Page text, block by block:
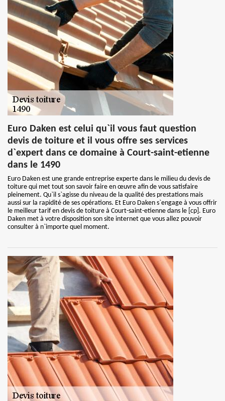
Euro Daken est celui qu`il vous faut question
devis de toiture et il vous offre ses services
d`expert dans ce domaine à Court-saint-etienne
dans le 1490
Euro Daken est une grande entreprise experte dans le milieu du devis de
toiture qui met tout son savoir faire en œuvre afin de vous satisfaire
pleinement. Qu`il s`agisse du niveau de la qualité des prestations mais
aussi sur la rapidité de ses opérations. Et Euro Daken s`engage à vous offrir
le meilleur tarif en devis de toiture à Court-saint-etienne dans le [cp]. Euro
Daken met à votre disposition son site internet que vous allez pouvoir
consulter à n`importe quel moment.